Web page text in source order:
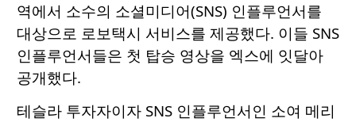
역에서 소수의 소셜미디어(SNS) 인플루언서를
대상으로 로보택시 서비스를 제공했다. 이들 SNS
인플루언서들은 첫 탑승 영상을 엑스에 잇달아
공개했다.
테슬라 투자자이자 SNS 인플루언서인 소여 메리